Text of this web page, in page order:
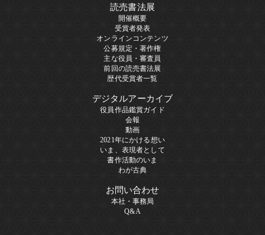
読売書法展
開催概要
受賞者発表
オンラインコンテンツ
公募規定・著作権
主な役員・審査員
前回の読売書法展
歴代受賞者一覧
デジタルアーカイブ
役員作品鑑賞ガイド
会報
動画
2021年にかける想い
いま、表現者として
書作活動のいま
わが古典
お問い合わせ
本社・事務局
Q&A